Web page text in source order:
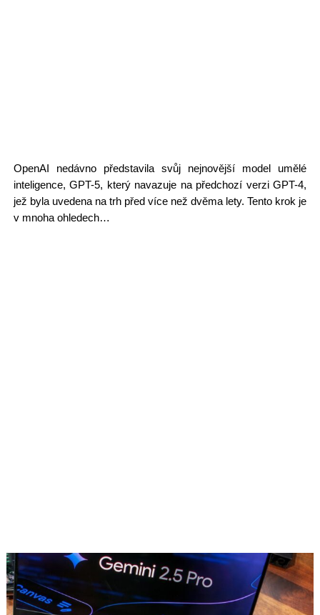
OpenAI nedávno představila svůj nejnovější model umělé
inteligence, GPT-5, který navazuje na předchozí verzi GPT-4,
jež byla uvedena na trh před více než dvěma lety. Tento krok je
v mnoha ohledech…